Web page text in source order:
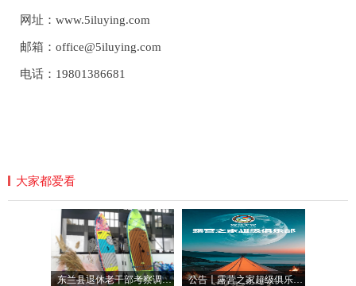
网址：www.5iluying.com
邮箱：office@5iluying.com
电话：19801386681
大家都爱看
东兰县退休老干部考察调研坡豪湖露营地：见证生态与产业融合新篇章 公告〡露营之家超级俱乐部广西地区户外运动主理人招募——共筑户外运动生态圈，解锁东兰山